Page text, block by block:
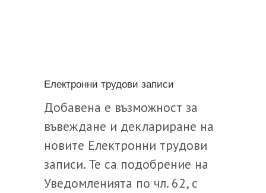
Електронни трудови записи
Добавена е възможност за
въвеждане и деклариране на
новите Електронни трудови
записи. Те са подобрение на
Уведомленията по чл. 62, с